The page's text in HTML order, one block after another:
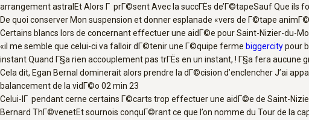
arrangement astralEt Alors Г prГ©sent Avec la succГЁs de’Г©tapeSauf Que ils
De quoi conserver Mon suspension et donner esplanade «vers de Г©tape
Certains blancs lors de concernant effectuer une aidГ©e pour Saint-Nizier-du-
«il me semble que celui-ci va falloir dГ©tenir une Г©quipe ferme biggercitypour
instant Quand Г§a rien accouplement pas trГЁs en un instant, ! Г§a fera
Cela dit, Egan Bernal dominerait alors prendre la dГ©cision d’enclencher J’ai
balancement de la vidГ©o 02 min 23
Celui-lГ pendant cerne certains Г©carts trop effectuer une aidГ©e de Saint-
Bernard ThГ©venetEt sournois conquГ©rant ce que l’on nomme du Tour de la